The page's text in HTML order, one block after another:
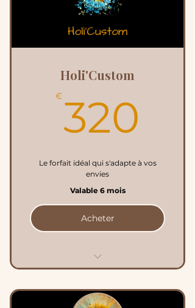
Soit 36€ de remise
Energétique
Holi'Custom
€320
Le forfait idéal qui s'adapte à vos
envies
Valable 6 mois
Acheter
coupon - CUSTOM15%